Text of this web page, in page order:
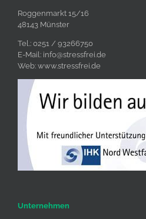
Roggenmarkt 15/16
48143 Münster
Tel.: 0251 / 93266750
E-Mail: info@stressfrei.de
Web: www.stressfrei.de
Unternehmen